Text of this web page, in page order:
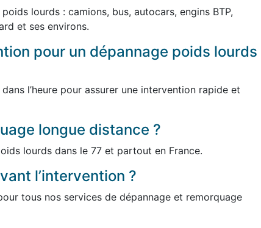
lourds : camions, bus, autocars, engins BTP,
et ses environs.
pour un dépannage poids lourds
l’heure pour assurer une intervention rapide et
longue distance ?
lourds dans le 77 et partout en France.
l’intervention ?
tous nos services de dépannage et remorquage